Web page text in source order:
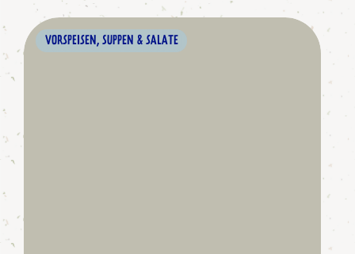
VORSPEISEN, SUPPEN & SALATE